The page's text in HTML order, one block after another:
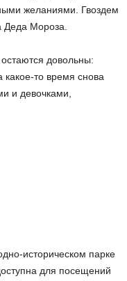
желаниями. Гвоздем
Мороза.
довольны:
то время снова
и девочками,
историческом парке
для посещений